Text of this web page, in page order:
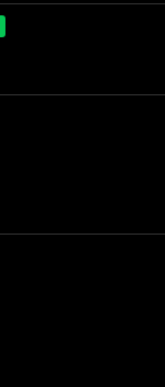
ルCAP。
用し、製品へ強い
現しています。